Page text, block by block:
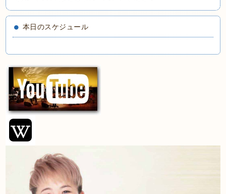
本日のスケジュール